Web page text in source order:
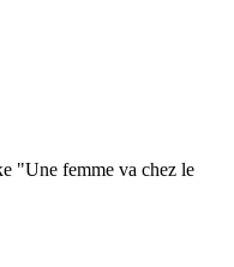
"Une femme va chez le